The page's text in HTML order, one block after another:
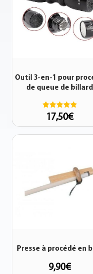
Outil 3-en-1 pour
de queue de billard
Note
5.00
sur 5
17,50€
Presse à procédé en
9,90€